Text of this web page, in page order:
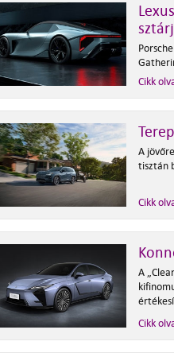
Cikk
A
tisztán
Cikk
A
Cikk